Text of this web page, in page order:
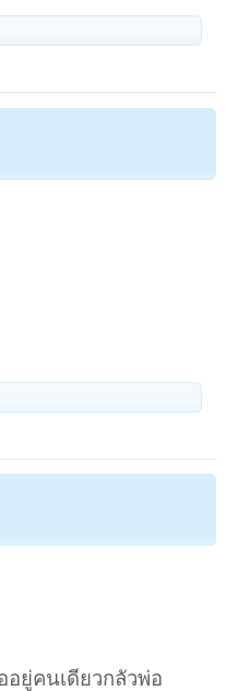
อยู่คนเดียวกลัวพ่อ